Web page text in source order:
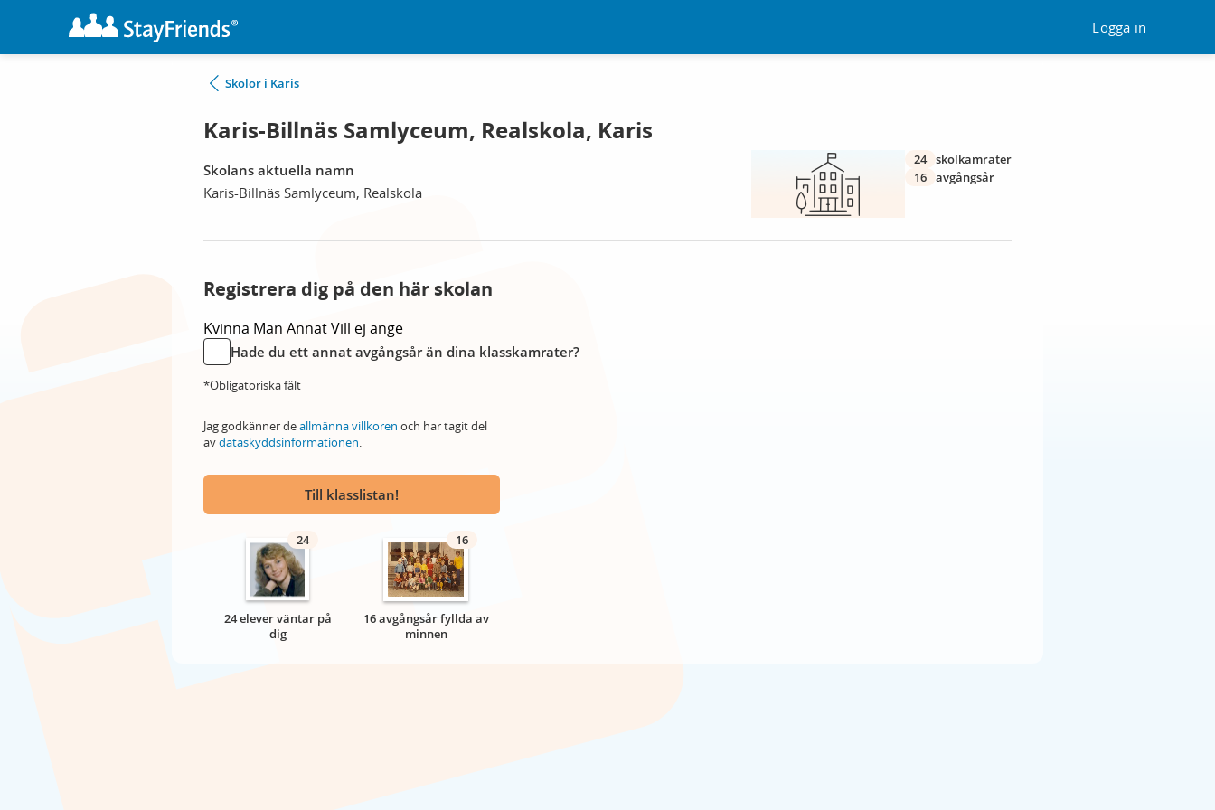
Logga in
Skolor i Karis
Karis-Billnäs Samlyceum, Realskola, Karis
Skolans aktuella namn
Karis-Billnäs Samlyceum, Realskola
24 skolkamrater
16 avgångsår
Registrera dig på den här skolan
Kvinna Man AnnatVill ej ange
Hade du ett annat avgångsår än dina klasskamrater?
*Obligatoriska fält
Jag godkänner deallmänna villkoren och har tagit del
avdataskyddsinformationen.
Till klasslistan!
24
24 elever väntar på
dig
16
16 avgångsår fyllda av
minnen